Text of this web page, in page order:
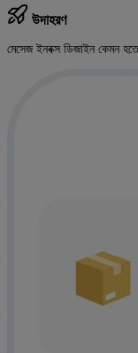
উদাহরণ
মেসেজ ইনবক্স ডিজাইন কেমন